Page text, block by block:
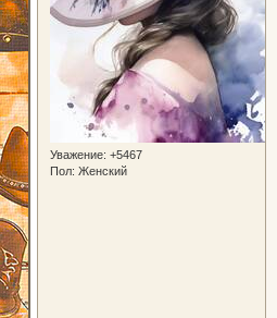
Уважение: +5467
Пол: Женский